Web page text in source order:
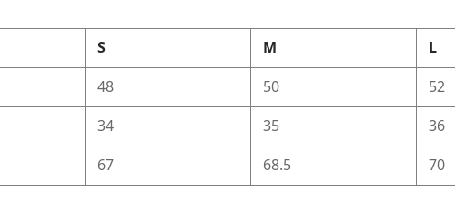
S M
L
48 50
52
34 35
36
67 68.5 70